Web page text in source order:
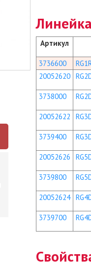
Артикул
3736600
20052620
3738000
20052622
3739400
20052626
3739800
20052624
3739700